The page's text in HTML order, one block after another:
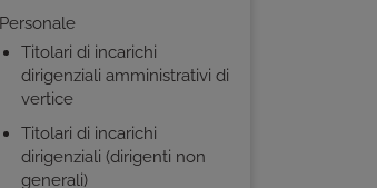
Personale
Titolari di incarichi
dirigenziali amministrativi di
vertice
Titolari di incarichi
dirigenziali (dirigenti non
generali)